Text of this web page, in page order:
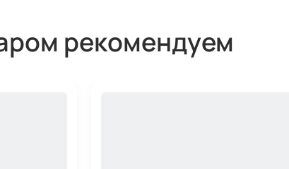
рекомендуем